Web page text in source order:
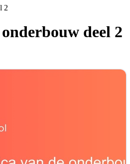
2
deel 2